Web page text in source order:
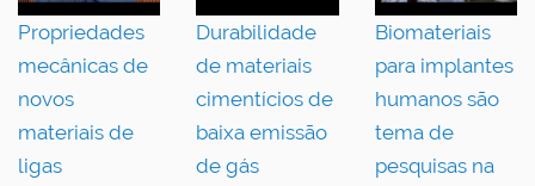
Propriedades
mecânicas de
novos
materiais de
ligas
Durabilidade
de materiais
cimentícios de
baixa emissão
de gás
Biomateriais
para implantes
humanos são
tema de
pesquisas na